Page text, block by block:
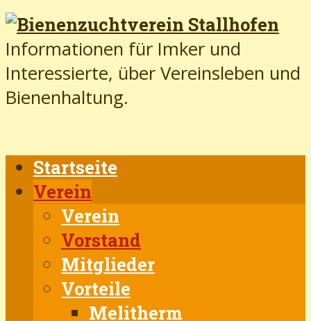
Informationen für Imker und
Interessierte, über Vereinsleben und
Bienenhaltung.
Startseite
Verein
Verein
Vorstand
Mitglieder
Vorteile
Melitherm